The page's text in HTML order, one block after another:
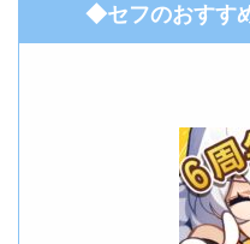
◆セフのおすす